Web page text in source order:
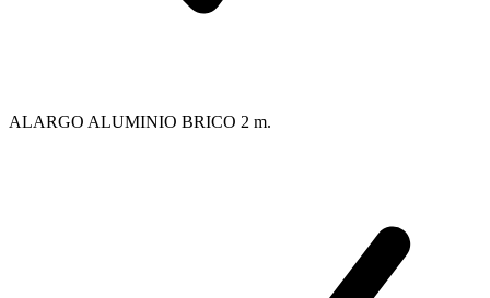
ALARGO ALUMINIO BRICO 2 m.